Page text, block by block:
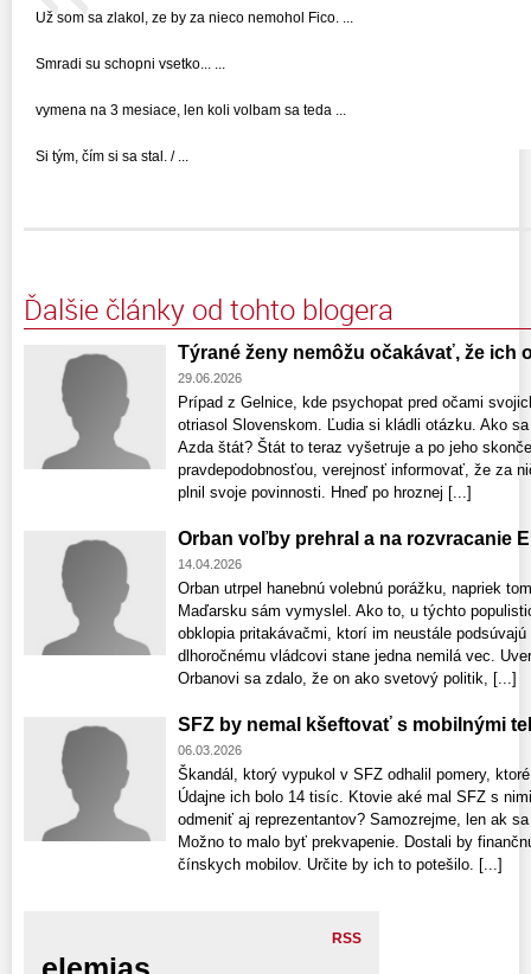
Už som sa zlakol, ze by za nieco nemohol Fico. ...
Smradi su schopni vsetko... ...
vymena na 3 mesiace, len koli volbam sa teda ...
Si tým, čím si sa stal. / ...
Ďalšie články od tohto blogera
Týrané ženy nemôžu očakávať, že ich
29.06.2026
Prípad z Gelnice, kde psychopat pred očami
otriasol Slovenskom. Ľudia si kládli otázku. Ako
Azda štát? Štát to teraz vyšetruje a po jeho
pravdepodobnosťou, verejnosť informovať, že za
plnil svoje povinnosti. Hneď po hroznej [...]
Orban voľby prehral a na rozvracanie
14.04.2026
Orban utrpel hanebnú volebnú porážku, napriek
Maďarsku sám vymyslel. Ako to, u týchto
obklopia pritakávačmi, ktorí im neustále
dlhoročnému vládcovi stane jedna nemilá vec.
Orbanovi sa zdalo, že on ako svetový politik, [...]
SFZ by nemal kšeftovať s mobilnými
06.03.2026
Škandál, ktorý vypukol v SFZ odhalil pomery,
Údajne ich bolo 14 tisíc. Ktovie aké mal SFZ s
odmeniť aj reprezentantov? Samozrejme, len ak
Možno to malo byť prekvapenie. Dostali by
čínskych mobilov. Určite by ich to potešilo. [...]
RSS